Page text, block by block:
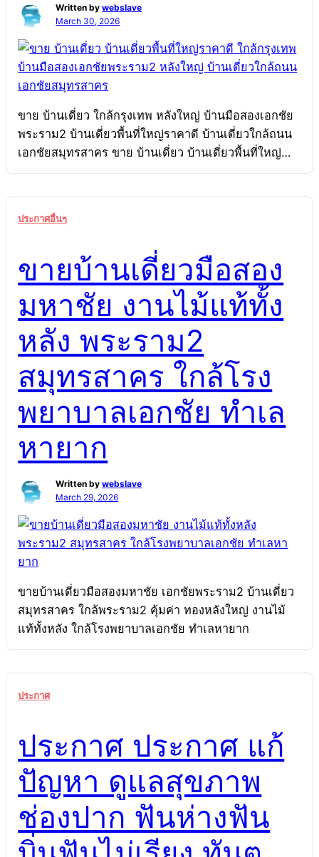
Written bywebslave
March 30, 2026
ขาย บ้านเดี่ยว ใกล้กรุงเทพ หลังใหญ่ บ้านมือสองเอกชัย
พระราม2 บ้านเดี่ยวพื้นที่ใหญ่ราคาดี บ้านเดี่ยวใกล้ถนน
เอกชัยสมุทรสาคร ขาย บ้านเดี่ยว บ้านเดี่ยวพื้นที่ใหญ่
บ้านเดี่ยวพื้นที่ใหญ่ราคาดี ใกล้กรุงเทพ ขาย หลังใหญ่
ง่าย ใกล้กรุงเทพ บ้านเดี่ยวพื้นที่ใหญ่ราคาดี บ้านมือสอง
เอกชัยพระราม2 หลังใหญ่ 300 ตร.ม. ทำเลดี บ้านเดี่ยว
ใกล้ถนนเอกชัย เดินทางง่าย ใกล้กรุงเทพ บ้านเดี่ยวพื้นที่
ใหญ่ราคาดี สมุทรสาคร บ้านมือสองเอกชัยพระราม2
หลังใหญ่ 300 ตร.ม. ทำเลดี ทำเล ราคาเทียบแล้วคุ้มมาก
บ้านเดี่ยว2 ชั้นมหาชัยเมืองทอง หลังใหญ่ 81 ตร.ว. ทำเล
หายาก ขายบ้านเดี่ยวมหาชัยเมืองทอง บ้าน
เดี่ยว81ตารางวาหลังใหญ่ ขายบ้านเอกชัยพระราม2 คุ้ม
ค่า บ้านใกล้โรงพยาบาลเอกชัย บ้านสมุทรสาครเดินทาง
เข้าเมืองบ้านเดี่ยว81ตารางวาหลังใหญ่บ้านเดี่ยวมหาชัย
เมืองทอง […]
ประกาศอื่นๆ
ขายบ้านเดี่ยวมือสอง
มหาชัย งานไม้แท้ทั้ง
หลัง พระราม2
สมุทรสาคร ใกล้โรง
พยาบาลเอกชัย ทำเล
หายาก
Written bywebslave
March 29, 2026
ขายบ้านเดี่ยวมือสองมหาชัย เอกชัยพระราม2 บ้านเดี่ยว
สมุทรสาคร ใกล้พระราม2 คุ้มค่า ทองหลังใหญ่ งานไม้
แท้ทั้งหลัง ใกล้โรงพยาบาลเอกชัย ทำเลหายาก
ประกาศ
ประกาศ ประกาศ แก้
ปัญหา ดูแลสุขภาพ
ช่องปาก ฟันห่างฟัน